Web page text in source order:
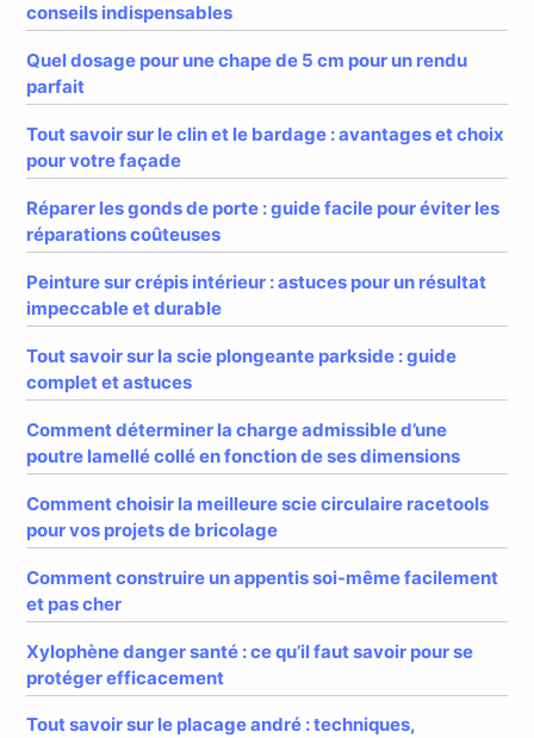
conseils indispensables
Quel dosage pour une chape de 5 cm pour un rendu
parfait
Tout savoir sur le clin et le bardage : avantages et choix
pour votre façade
Réparer les gonds de porte : guide facile pour éviter les
réparations coûteuses
Peinture sur crépis intérieur : astuces pour un résultat
impeccable et durable
Tout savoir sur la scie plongeante parkside : guide
complet et astuces
Comment déterminer la charge admissible d’une
poutre lamellé collé en fonction de ses dimensions
Comment choisir la meilleure scie circulaire racetools
pour vos projets de bricolage
Comment construire un appentis soi-même facilement
et pas cher
Xylophène danger santé : ce qu’il faut savoir pour se
protéger efficacement
Tout savoir sur le placage andré : techniques,